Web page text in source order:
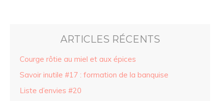
ARTICLES RÉCENTS
Courge rôtie au miel et aux épices
Savoir inutile #17 : formation de la banquise
Liste d’envies #20